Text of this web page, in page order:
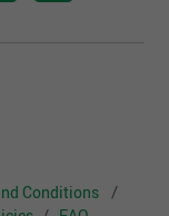
Conditions